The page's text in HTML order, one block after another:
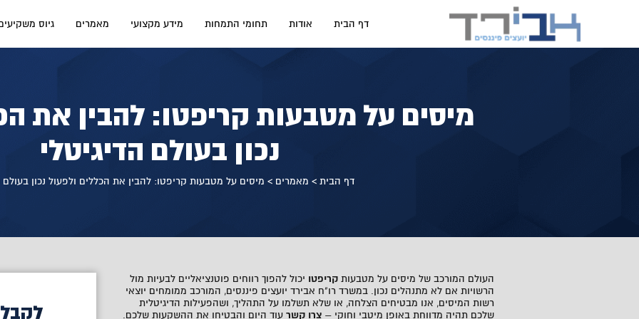
דף הבית אודות תחומי התמחות מידע מקצועי מאמרים גיוס
מיסים על מטבעות קריפטו: להבין את
נכון בעולם הדיגיטלי
דף הבית> מאמרים > מיסים על מטבעות קריפטו: להבין את הכללים ולפעול נכון בעולם
העולם המורכב של מיסים על מטבעותקריפטו יכול להפוך רווחים פוטנציאליים לבעיות מול
הרשויות אם לא מתנהלים נכון. במשרד רו"ח אבירד יועצים פיננסים, המורכב ממומחים יוצאי
רשות המיסים, אנו מבטיחים הצלחה, או שלא תשלמו על התהליך, ושהפעילות הדיגיטלית
שלכם תהיה מדווחת באופן מיטבי וחוקי – צרו קשר עוד היום והבטיחו את ההשקעות שלכם.